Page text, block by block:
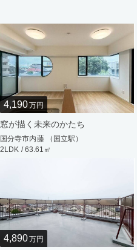
4,190万円
窓が描く未来のかたち
国分寺市内藤 （国立駅）
2LDK / 63.61㎡
4,890万円